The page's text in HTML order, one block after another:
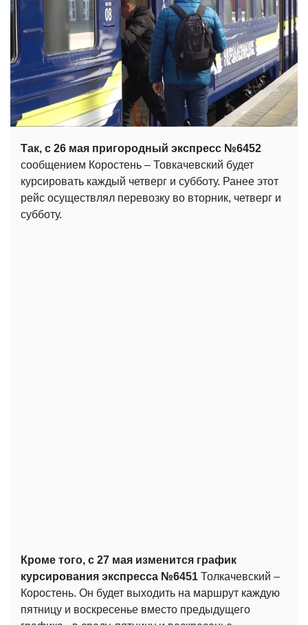
Так, с 26 мая пригородный экспресс №6452
сообщением Коростень – Товкачевский будет
курсировать каждый четверг и субботу. Ранее этот
рейс осуществлял перевозку во вторник, четверг и
субботу.
Кроме того, с 27 мая изменится график
курсирования экспресса №6451 Толкачевский –
Коростень. Он будет выходить на маршрут каждую
пятницу и воскресенье вместо предыдущего